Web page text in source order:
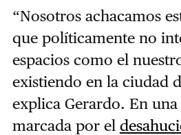
“Nosotros achacamos
que políticamente no
espacios como el
existiendo en la ciudad
explica Gerardo. En una
marcada por el